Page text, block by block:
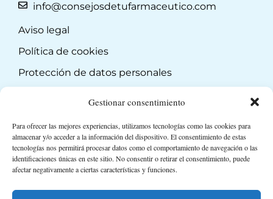
Gestionar consentimiento
Para ofrecer las mejores experiencias, utilizamos tecnologías como las cookies para
almacenar y/o acceder a la información del dispositivo. El consentimiento de estas
tecnologías nos permitirá procesar datos como el comportamiento de navegación o las
identificaciones únicas en este sitio. No consentir o retirar el consentimiento, puede
afectar negativamente a ciertas características y funciones.
info@consejosdetufarmaceutico.com
Aviso legal
Política de cookies
Protección de datos personales